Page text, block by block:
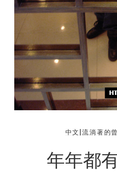
中文|流淌著的
年年都